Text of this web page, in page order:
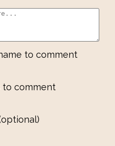
to comment
to comment